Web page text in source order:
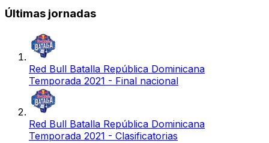
Últimas jornadas
Red Bull Batalla República Dominicana
Temporada 2021 - Final nacional
Red Bull Batalla República Dominicana
Temporada 2021 - Clasificatorias